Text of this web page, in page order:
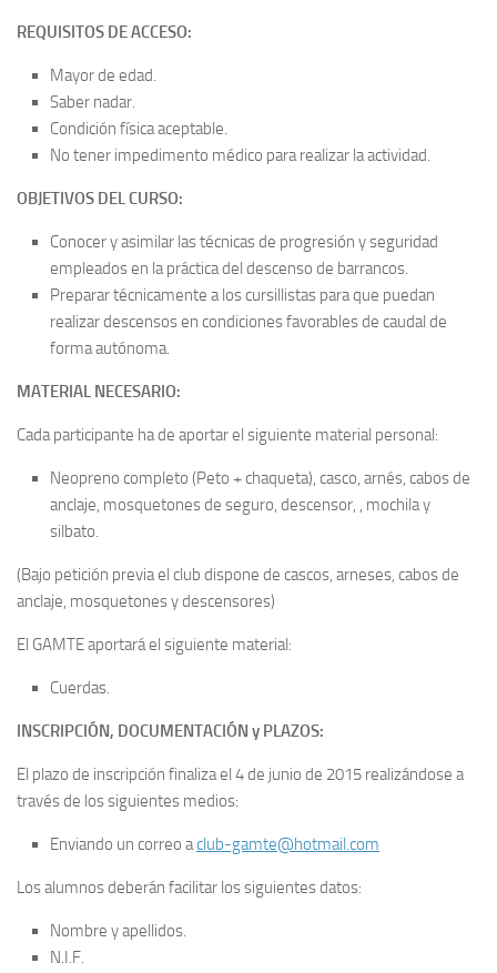
REQUISITOS DE ACCESO:
Mayor de edad.
Saber nadar.
Condición física aceptable.
No tener impedimento médico para realizar la actividad.
OBJETIVOS DEL CURSO:
Conocer y asimilar las técnicas de progresión y seguridad
empleados en la práctica del descenso de barrancos.
Preparar técnicamente a los cursillistas para que puedan
realizar descensos en condiciones favorables de caudal de
forma autónoma.
MATERIAL NECESARIO:
Cada participante ha de aportar el siguiente material personal:
Neopreno completo (Peto + chaqueta), casco, arnés, cabos de
anclaje, mosquetones de seguro, descensor, , mochila y
silbato.
(Bajo petición previa el club dispone de cascos, arneses, cabos de
anclaje, mosquetones y descensores)
El GAMTE aportará el siguiente material:
Cuerdas.
INSCRIPCIÓN, DOCUMENTACIÓN y PLAZOS:
El plazo de inscripción finaliza el 4 de junio de 2015 realizándose a
través de los siguientes medios:
Enviando un correo aclub-gamte@hotmail.com
Los alumnos deberán facilitar los siguientes datos:
Nombre y apellidos.
N.I.F.